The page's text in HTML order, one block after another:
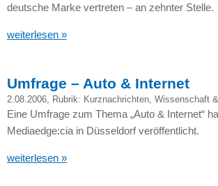
deutsche Marke vertreten – an zehnter Stelle.
weiterlesen »
Umfrage – Auto & Internet
2.08.2006, Rubrik: Kurznachrichten, Wissenschaft
Eine Umfrage zum Thema „Auto & Internet“
Mediaedge:cia in Düsseldorf veröffentlicht.
weiterlesen »